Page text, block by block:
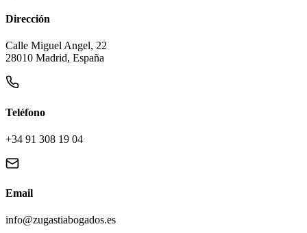
Dirección
Calle Miguel Angel, 22
28010 Madrid, España
Teléfono
+34 91 308 19 04
Email
info@zugastiabogados.es